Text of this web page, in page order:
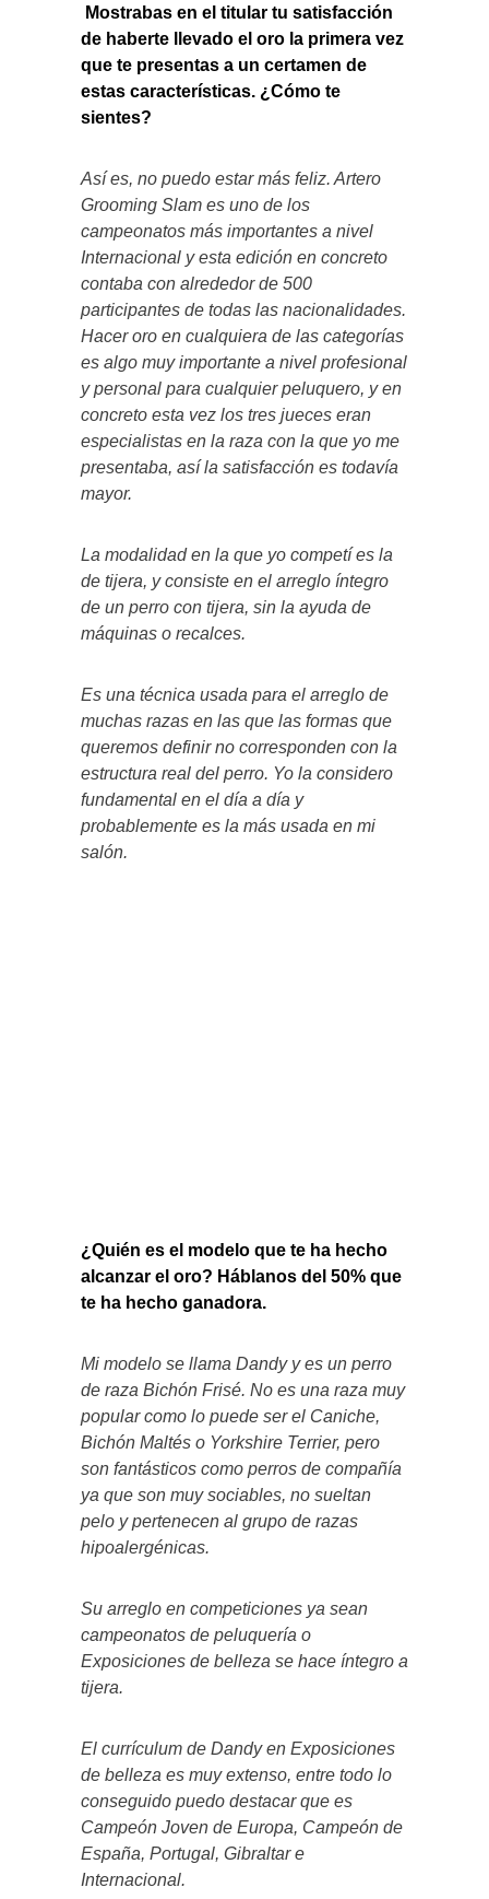
Mostrabas en el titular tu satisfacción
de haberte llevado el oro la primera vez
que te presentas a un certamen de
estas características. ¿Cómo te
sientes?
Así es, no puedo estar más feliz. Artero
Grooming Slam es uno de los
campeonatos más importantes a nivel
Internacional y esta edición en concreto
contaba con alrededor de 500
participantes de todas las nacionalidades.
Hacer oro en cualquiera de las categorías
es algo muy importante a nivel profesional
y personal para cualquier peluquero, y en
concreto esta vez los tres jueces eran
especialistas en la raza con la que yo me
presentaba, así la satisfacción es todavía
mayor.
La modalidad en la que yo competí es la
de tijera, y consiste en el arreglo íntegro
de un perro con tijera, sin la ayuda de
máquinas o recalces.
Es una técnica usada para el arreglo de
muchas razas en las que las formas que
queremos definir no corresponden con la
estructura real del perro. Yo la considero
fundamental en el día a día y
probablemente es la más usada en mi
salón.
¿Quién es el modelo que te ha hecho
alcanzar el oro? Háblanos del 50% que
te ha hecho ganadora.
Mi modelo se llama Dandy y es un perro
de raza Bichón Frisé. No es una raza muy
popular como lo puede ser el Caniche,
Bichón Maltés o Yorkshire Terrier, pero
son fantásticos como perros de compañía
ya que son muy sociables, no sueltan
pelo y pertenecen al grupo de razas
hipoalergénicas.
Su arreglo en competiciones ya sean
campeonatos de peluquería o
Exposiciones de belleza se hace íntegro a
tijera.
El currículum de Dandy en Exposiciones
de belleza es muy extenso, entre todo lo
conseguido puedo destacar que es
Campeón Joven de Europa, Campeón de
España, Portugal, Gibraltar e
Internacional.